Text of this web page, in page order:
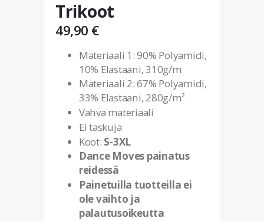
to
the
beginning
images
gallery
Trikoot
49,90 €
Materiaali 1: 90% Polyamidi,
10% Elastaani, 310g/m
Materiaali 2: 67% Polyamidi,
33% Elastaani, 280g/m²
Vahva materiaali
Ei taskuja
Koot: S-3XL
Dance Moves painatus
reidessä
Painetuilla tuotteilla ei
ole vaihto ja
palautusoikeutta